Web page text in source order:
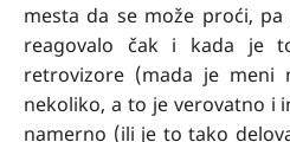
mesta da se može proći,
reagovalo čak i kada je
retrovizore (mada je meni
nekoliko, a to je verovatno i
namerno (ili je to tako